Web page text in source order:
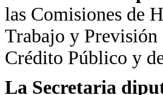
las Comisiones de
Trabajo y Previsión
Crédito Público y
La Secretaria